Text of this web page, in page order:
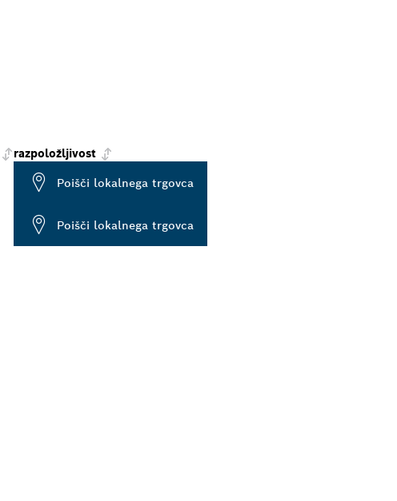
razpoložljivost
Poišči lokalnega trgovca
Poišči lokalnega trgovca